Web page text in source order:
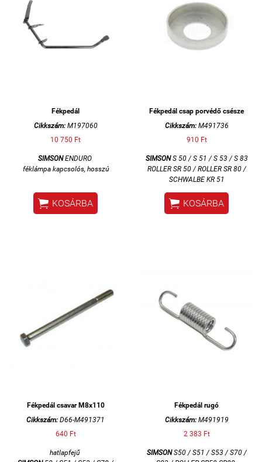
Fékpedál
Cikkszám:M197060
10 750 Ft
SIMSONENDURO
féklámpa kapcsolós, hosszú
 KOSÁRBA
Fékpedál csap porvédő csésze
Cikkszám:M491736
910 Ft
SIMSONS 50 / S 51 / S 53 / S 83
ROLLER SR 50 / ROLLER SR 80 /
SCHWALBE KR 51
 KOSÁRBA
Fékpedál csavar M8x110
Cikkszám: D66-M491371
640 Ft
hatlapfejű
Fékpedál rugó
Cikkszám:M491919
2 383 Ft
SIMSONS50 / S51 / S53 / S70 /